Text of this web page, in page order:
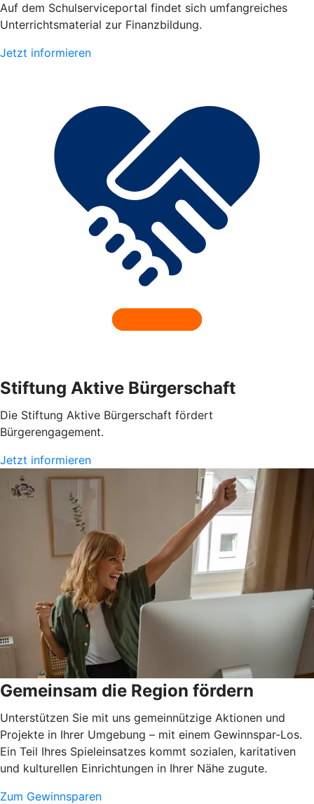
Auf dem Schulserviceportal findet sich umfangreiches
Unterrichtsmaterial zur Finanzbildung.
Jetzt informieren
Stiftung Aktive Bürgerschaft
Die Stiftung Aktive Bürgerschaft fördert
Bürgerengagement.
Jetzt informieren
Gemeinsam die Region fördern
Unterstützen Sie mit uns gemeinnützige Aktionen und
Projekte in Ihrer Umgebung – mit einem Gewinnspar-Los.
Ein Teil Ihres Spieleinsatzes kommt sozialen, karitativen
und kulturellen Einrichtungen in Ihrer Nähe zugute.
Zum Gewinnsparen